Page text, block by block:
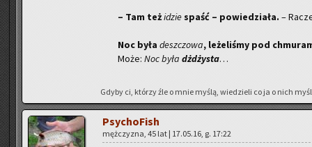
– Tam teżidzie spaść – po­wie­dzia­ła. –
Noc była desz­czo­wa, le­że­li­śmy pod
Może: Noc była dżdży­sta…
Gdyby ci, któ­rzy źle o mnie myślą, wie­dzie­li co ja o nich
Psy­cho­Fish
męż­czy­zna, 45 lat | 17.05.16, g. 17:22